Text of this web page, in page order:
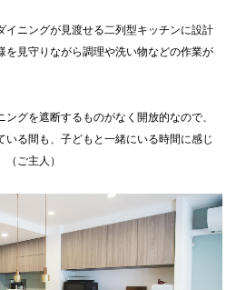
イニングが見渡せる二列型キッチンに設計
を見守りながら調理や洗い物などの作業が
ングを遮断するものがなく開放的なので、
る間も、子どもと一緒にいる時間に感じ
ご主人）